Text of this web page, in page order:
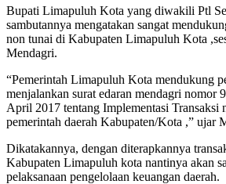
Bupati Limapuluh Kota yang diwakili Ptl
sambutannya mengatakan sangat
non tunai di Kabupaten Limapuluh Kota
Mendagri.
“Pemerintah Limapuluh Kota mendukung
menjalankan surat edaran mendagri nomor
April 2017 tentang Implementasi Transaksi
pemerintah daerah Kabupaten/Kota ,” ujar
Dikatakannya, dengan diterapkannya
Kabupaten Limapuluh kota nantinya akan
pelaksanaan pengelolaan keuangan daerah.